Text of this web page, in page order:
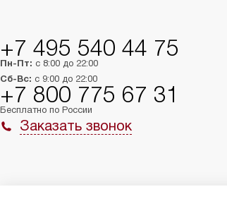
+7 495 540 44 75
Пн-Пт: с 8:00 до 22:00
Сб-Вс: с 9:00 до 22:00
+7 800 775 67 31
Бесплатно по России
Заказать звонок